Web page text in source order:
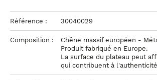
Référence : 30040029
Composition :
Chêne massif européen -
Produit fabriqué en Europe.
La surface du plateau peut
qui contribuent à